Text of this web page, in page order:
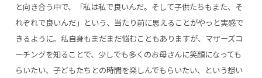
と向き合う中で、「私は私で良いんだ。そして子供たちもまた、そ
れぞれで良いんだ」という、当たり前に思えることがやっと実感で
きるように。私自身もまだまだ悩むこともありますが、マザーズコ
ーチングを知ることで、少しでも多くのお母さんに笑顔になっても
らいたい、子どもたちとの時間を楽しんでもらいたい、という想い